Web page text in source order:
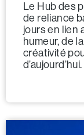
Le Hub des
de reliance
jours en lien
humeur, de
créativité
d’aujourd’hui.